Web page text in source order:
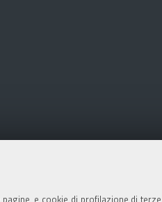
e cookie di profilazione di